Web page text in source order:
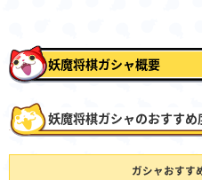
妖魔将棋ガシャ概要
妖魔将棋ガシャのおすすめ
ガシャおすす